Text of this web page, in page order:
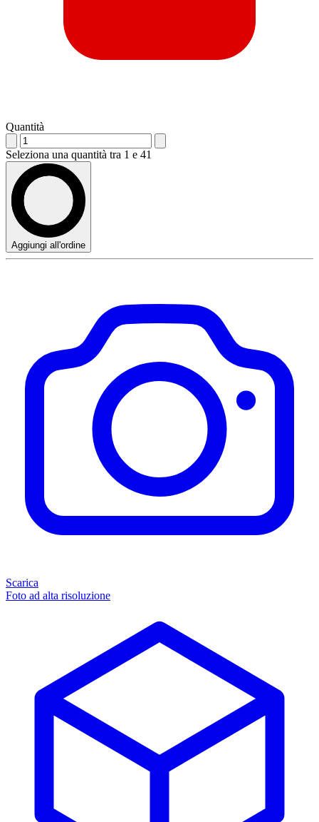
Quantità
Seleziona una quantità tra 1 e 41
Aggiungi all'ordine
Scarica
Foto ad alta risoluzione